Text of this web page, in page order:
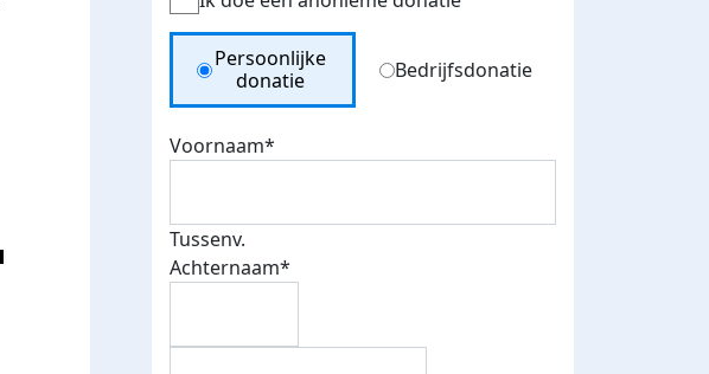
Donation Type
Persoonlijke
donatie
Bedrijfsdonatie
Voornaam*
Tussenv.
Achternaam*